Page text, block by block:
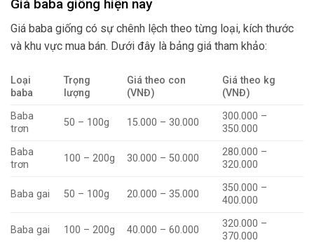
Giá baba giống hiện nay
Giá baba giống có sự chênh lệch theo từng loại, kích thước
và khu vực mua bán. Dưới đây là bảng giá tham khảo:
Loại
baba
Trọng
lượng
Giá theo con
(VNĐ)
Giá theo kg
(VNĐ)
Baba
trơn
50 – 100g 15.000 – 30.000
300.000 –
350.000
Baba
trơn
100 – 200g 30.000 – 50.000
280.000 –
320.000
Baba gai 50 – 100g 20.000 – 35.000
350.000 –
400.000
Baba gai 100 – 200g 40.000 – 60.000
320.000 –
370.000